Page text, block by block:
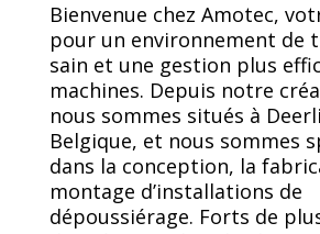
Bienvenue chez Amotec,
pour un environnement de
sain et une gestion plus
machines. Depuis notre
nous sommes situés à
Belgique, et nous sommes
dans la conception, la
montage d’installations de
dépoussiérage. Forts de